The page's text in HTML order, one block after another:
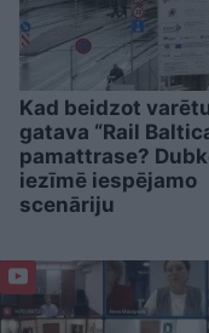
Kad beidzot
gatava “Rail
pamattrase?
iezīmē iespējamo
scenāriju